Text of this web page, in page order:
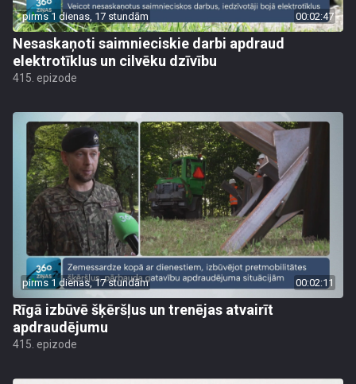
pirms 1 dienas, 17 stundām 00:02:47
Nesaskaņoti saimnieciskie darbi apdraud
elektrotīklus un cilvēku dzīvību
415. epizode
pirms 1 dienas, 17 stundām 00:02:11
Rīgā izbūvē šķēršļus un trenējas atvairīt
apdraudējumu
415. epizode